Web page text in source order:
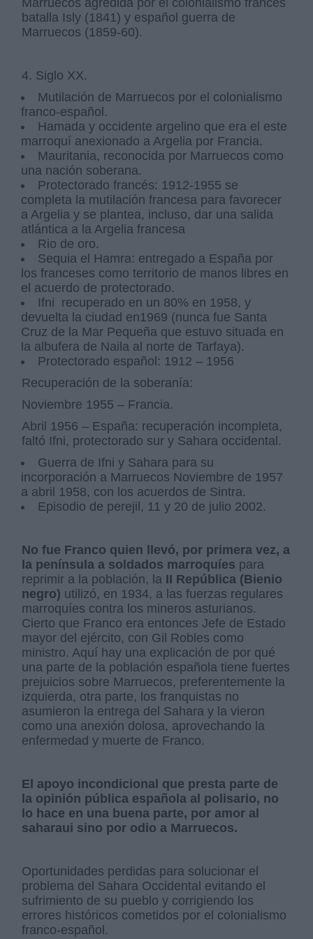
Marruecos agredida por el colonialismo francés
batalla Isly (1841) y español guerra de
Marruecos (1859-60).
4. Siglo XX.
Mutilación de Marruecos por el colonialismo
franco-español.
Hamada y occidente argelino que era el este
marroquí anexionado a Argelia por Francia.
Mauritania, reconocida por Marruecos como
una nación soberana.
Protectorado francés: 1912-1955 se
completa la mutilación francesa para favorecer
a Argelia y se plantea, incluso, dar una salida
atlántica a la Argelia francesa
Rio de oro.
Sequia el Hamra: entregado a España por
los franceses como territorio de manos libres en
el acuerdo de protectorado.
Ifni recuperado en un 80% en 1958, y
devuelta la ciudad en1969 (nunca fue Santa
Cruz de la Mar Pequeña que estuvo situada en
la albufera de Naila al norte de Tarfaya).
Protectorado español: 1912 – 1956
Recuperación de la soberanía:
Noviembre 1955 – Francia.
Abril 1956 – España: recuperación incompleta,
faltó Ifni, protectorado sur y Sahara occidental.
Guerra de Ifni y Sahara para su
incorporación a Marruecos Noviembre de 1957
a abril 1958, con los acuerdos de Sintra.
Episodio de perejil, 11 y 20 de julio 2002.
No fue Franco quien llevó, por primera vez, a
la península a soldados marroquíes para
reprimir a la población, la II República (Bienio
negro) utilizó, en 1934, a las fuerzas regulares
marroquíes contra los mineros asturianos.
Cierto que Franco era entonces Jefe de Estado
mayor del ejército, con Gil Robles como
ministro. Aquí hay una explicación de por qué
una parte de la población española tiene fuertes
prejuicios sobre Marruecos, preferentemente la
izquierda, otra parte, los franquistas no
asumieron la entrega del Sahara y la vieron
como una anexión dolosa, aprovechando la
enfermedad y muerte de Franco.
El apoyo incondicional que presta parte de
la opinión pública española al polisario, no
lo hace en una buena parte, por amor al
saharaui sino por odio a Marruecos.
Oportunidades perdidas para solucionar el
problema del Sahara Occidental evitando el
sufrimiento de su pueblo y corrigiendo los
errores históricos cometidos por el colonialismo
franco-español.